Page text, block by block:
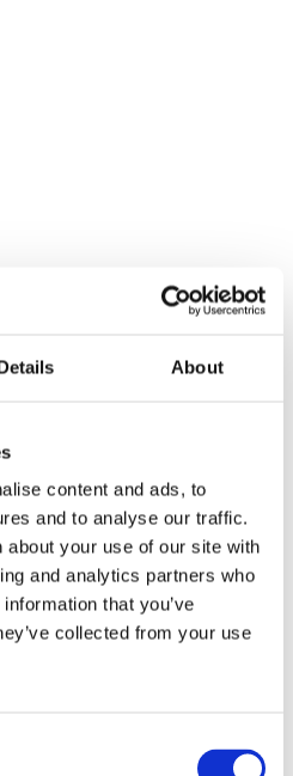
About
content and ads, to
and to analyse our traffic.
about your use of our site with
and analytics partners who
that you’ve
collected from your use